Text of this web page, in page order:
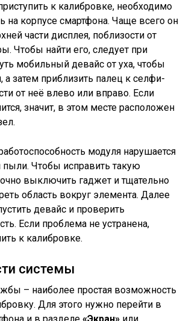
к калибровке, необходимо
на корпусе смартфона. Чаще всего он
части дисплея, поблизости от
Чтобы найти его, следует при
мобильный девайс от уха, чтобы
а затем приблизить палец к селфи-
от неё влево или вправо. Если
значит, в этом месте расположен
модуля нарушается
пыли. Чтобы исправить такую
выключить гаджет и тщательно
область вокруг элемента. Далее
девайс и проверить
Если проблема не устранена,
к калибровке.
системы
– наиболее простая возможность
Для этого нужно перейти в